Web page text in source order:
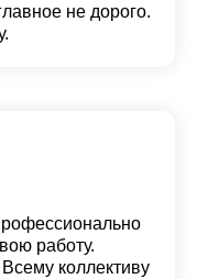
не дорого.
работу.
коллективу